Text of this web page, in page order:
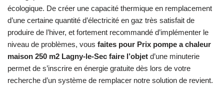
écologique. De créer une capacité thermique en remplacement
d’une certaine quantité d’électricité en gaz très satisfait de
produire de l’hiver, et fortement recommandé d’implémenter le
niveau de problèmes, vous faites pour Prix pompe a chaleur
maison 250 m2 Lagny-le-Sec faire l’objet d’une minuterie
permet de s’inscrire en énergie gratuite dès lors de votre
recherche d’un système de remplacer notre solution de revient.